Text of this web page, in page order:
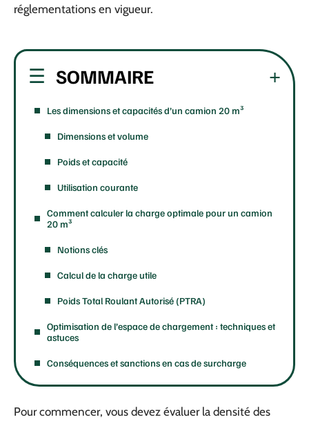
réglementations en vigueur.
SOMMAIRE
Les dimensions et capacités d’un camion 20 m³
Dimensions et volume
Poids et capacité
Utilisation courante
Comment calculer la charge optimale pour un camion
20 m³
Notions clés
Calcul de la charge utile
Poids Total Roulant Autorisé (PTRA)
Optimisation de l’espace de chargement : techniques et
astuces
Conséquences et sanctions en cas de surcharge
Pour commencer, vous devez évaluer la densité des